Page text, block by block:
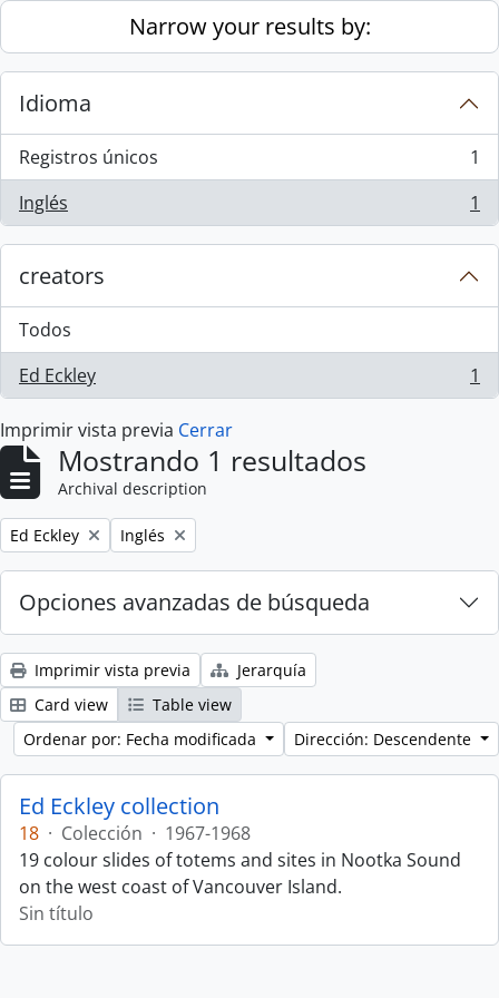
Skip to main contentNarrow your results by:
Idioma
Registros únicos
, 1 resultados
1
Inglés
, 1 resultados 1
creators
Todos
Ed Eckley
, 1 resultados 1
Imprimir vista previa Cerrar
Mostrando 1 resultados
Archival description
Remove filter:
Ed Eckley Remove filter:
Inglés
Opciones avanzadas de búsqueda
Imprimir vista previa
Jerarquía
Card view
Table view
Ordenar por: Fecha modificada
Dirección: Descendente
Ed Eckley collection
18 · Colección · 1967-1968
19 colour slides of totems and sites in Nootka Sound
on the west coast of Vancouver Island.
Sin título